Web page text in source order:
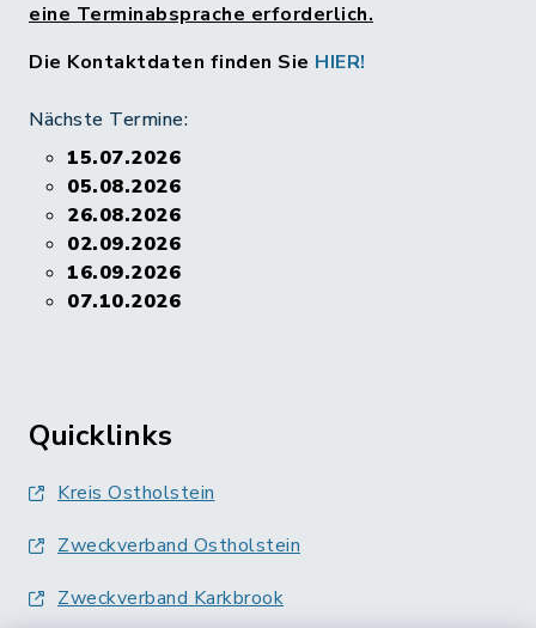
eine Terminabsprache erforderlich.
Die Kontaktdaten finden Sie HIER!
Nächste Termine:
15.07.2026
05.08.2026
26.08.2026
02.09.2026
16.09.2026
07.10.2026
Quicklinks
Kreis Ostholstein
Zweckverband Ostholstein
Zweckverband Karkbrook